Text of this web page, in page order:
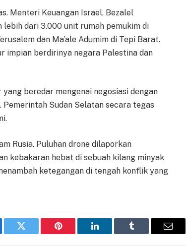
Menteri Keuangan Israel, Bezalel
lebih dari 3.000 unit rumah pemukim di
dan Ma’ale Adumim di Tepi Barat.
impian berdirinya negara Palestina dan
beredar mengenai negosiasi dengan
Sudan Selatan secara tegas
Rusia. Puluhan drone dilaporkan
kebakaran hebat di sebuah kilang minyak
ketegangan di tengah konflik yang
Twitter Pinterest LinkedIn Tumblr Email